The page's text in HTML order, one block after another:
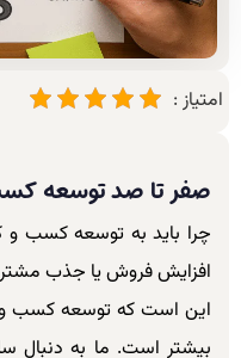
امتیاز :
صفر تا صد توسعه
چرا باید به توسعه کسب و
افزایش فروش یا جذب
این است که توسعه کسب و
بیشتر است. ما به دنبال